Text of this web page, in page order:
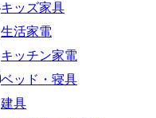
キッズ家具
生活家電
キッチン家電
ベッド・寝具
建具